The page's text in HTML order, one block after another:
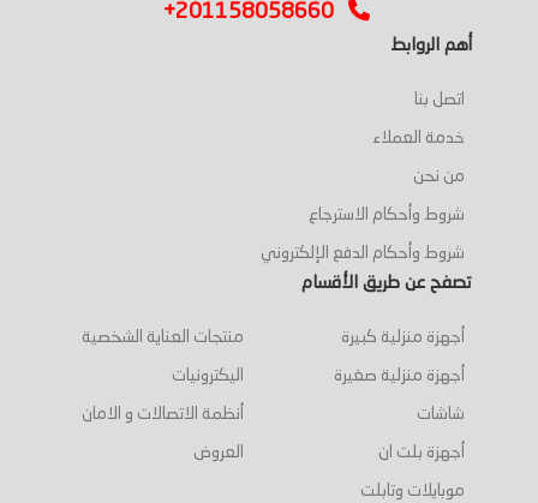
+201158058660
أهم الروابط
اتصل بنا
خدمة العملاء
من نحن
شروط وأحكام الاسترجاع
شروط وأحكام الدفع الإلكتروني
تصفح عن طريق الأقسام
أجهزة منزلية كبيرة
أجهزة منزلية صغيرة
شاشات
أجهزة بلت ان
موبايلات وتابلت
منتجات العناية الشخصية
اليكترونيات
أنظمة الاتصالات و الامان
العروض